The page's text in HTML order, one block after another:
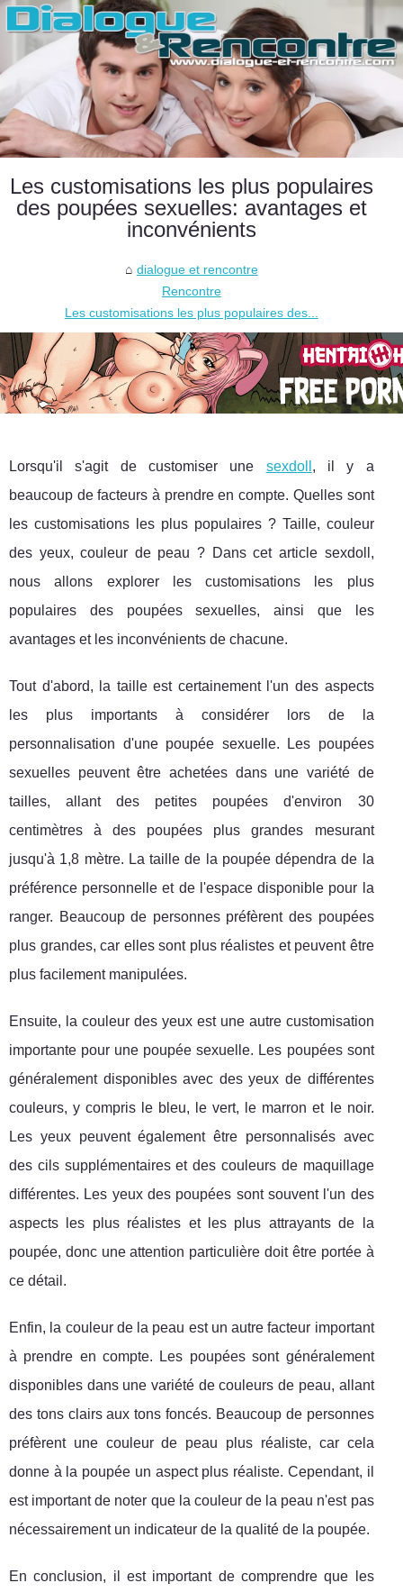
Les customisations les plus populaires
des poupées sexuelles: avantages et
inconvénients
dialogue et rencontre
Rencontre
Les customisations les plus populaires des...
Lorsqu'il s'agit de customiser une sexdoll , il y a
beaucoup de facteurs à prendre en compte. Quelles sont
les customisations les plus populaires ? Taille, couleur
des yeux, couleur de peau ? Dans cet article sexdoll,
nous allons explorer les customisations les plus
populaires des poupées sexuelles, ainsi que les
avantages et les inconvénients de chacune.
Tout d'abord, la taille est certainement l'un des aspects
les plus importants à considérer lors de la
personnalisation d'une poupée sexuelle. Les poupées
sexuelles peuvent être achetées dans une variété de
tailles, allant des petites poupées d'environ 30
centimètres à des poupées plus grandes mesurant
jusqu'à 1,8 mètre. La taille de la poupée dépendra de la
préférence personnelle et de l'espace disponible pour la
ranger. Beaucoup de personnes préfèrent des poupées
plus grandes, car elles sont plus réalistes et peuvent être
plus facilement manipulées.
Ensuite, la couleur des yeux est une autre customisation
importante pour une poupée sexuelle. Les poupées sont
généralement disponibles avec des yeux de différentes
couleurs, y compris le bleu, le vert, le marron et le noir.
Les yeux peuvent également être personnalisés avec
des cils supplémentaires et des couleurs de maquillage
différentes. Les yeux des poupées sont souvent l'un des
aspects les plus réalistes et les plus attrayants de la
poupée, donc une attention particulière doit être portée à
ce détail.
Enfin, la couleur de la peau est un autre facteur important
à prendre en compte. Les poupées sont généralement
disponibles dans une variété de couleurs de peau, allant
des tons clairs aux tons foncés. Beaucoup de personnes
préfèrent une couleur de peau plus réaliste, car cela
donne à la poupée un aspect plus réaliste. Cependant, il
est important de noter que la couleur de la peau n'est pas
nécessairement un indicateur de la qualité de la poupée.
En conclusion, il est important de comprendre que les